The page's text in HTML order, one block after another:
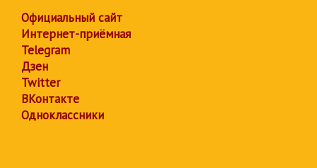
Официальный сайт
Интернет-приёмная
Telegram
Дзен
Twitter
ВКонтакте
Одноклассники